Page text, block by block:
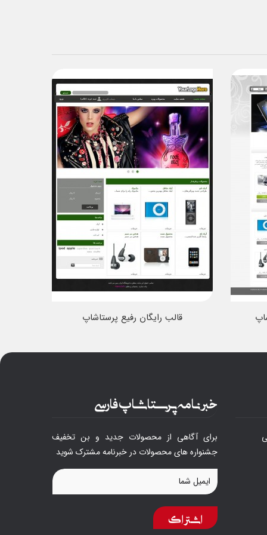
قالب رایگان رفیع پرستاشاپ
خبرنامه پرستاشاپ فارسی
برای آگاهی از محصولات جدید و بن تخفیف
جشنواره های محصولات در خبرنامه مشترک شوید
اشتراک